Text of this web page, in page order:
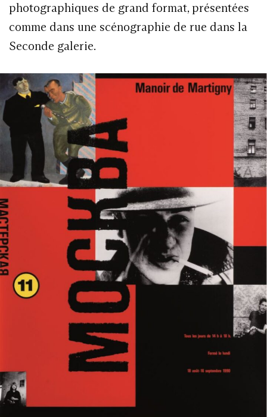
photographiques de grand format, présentées
comme dans une scénographie de rue dans la
Seconde galerie.